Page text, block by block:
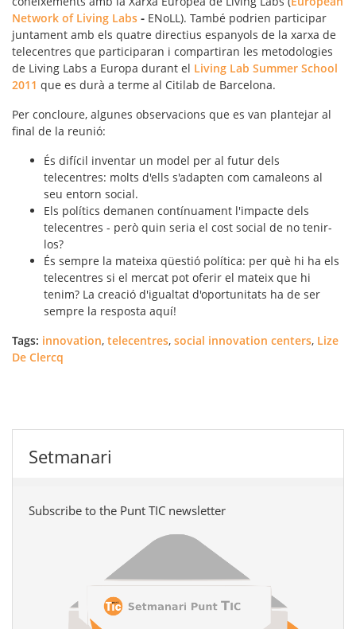
Network of Living Labs - ENoLL). També podrien participar
juntament amb els quatre directius espanyols de la xarxa de
telecentres que participaran i compartiran les metodologies
de Living Labs a Europa durant el Living Lab Summer School
2011 que es durà a terme al Citilab de Barcelona.
Per concloure, algunes observacions que es van plantejar al
final de la reunió:
És difícil inventar un model per al futur dels
telecentres: molts d'ells s'adapten com camaleons al
seu entorn social.
Els polítics demanen contínuament l'impacte dels
telecentres - però quin seria el cost social de no tenir-
los?
És sempre la mateixa qüestió política: per què hi ha els
telecentres si el mercat pot oferir el mateix que hi
tenim? La creació d'igualtat d'oportunitats ha de ser
sempre la resposta aquí!
Tags: innovation, telecentres, social innovation centers, Lize
De Clercq
Setmanari
Subscribe to the Punt TIC newsletter